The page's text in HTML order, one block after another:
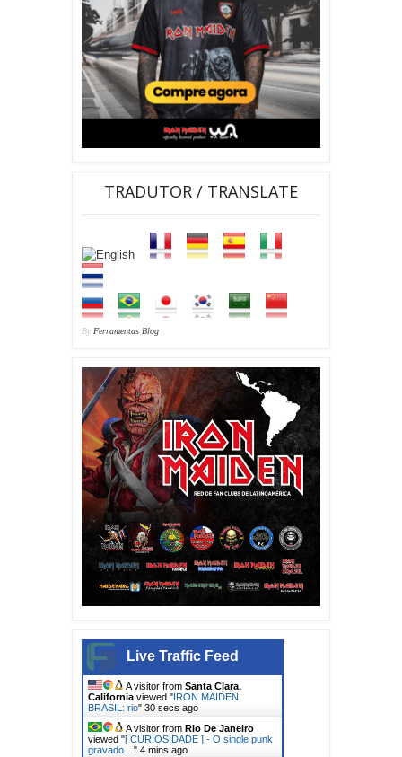
TRADUTOR / TRANSLATE
By Ferramentas Blog
Live Traffic Feed
A visitor from Santa Clara,
Californiaviewed " IRON MAIDEN
BRASIL: rio" 32 secs ago
A visitor from Rio De Janeiro
viewed "[ CURIOSIDADE ] - O single punk
gravado…" 4 mins ago